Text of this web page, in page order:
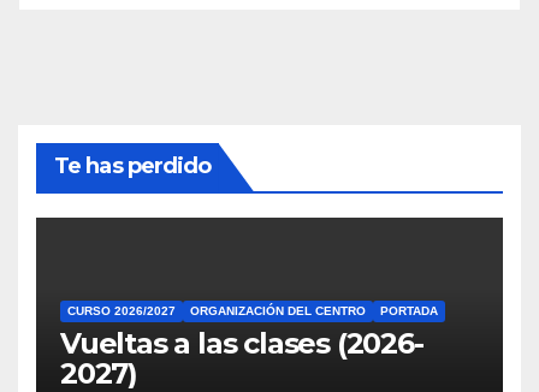
Te has perdido
CURSO 2026/2027 ORGANIZACIÓN DEL CENTRO PORTADA
Vueltas a las clases (2026-
2027)